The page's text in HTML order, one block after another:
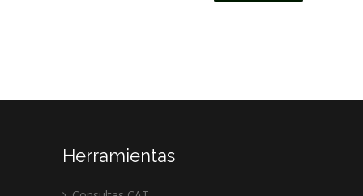
Herramientas